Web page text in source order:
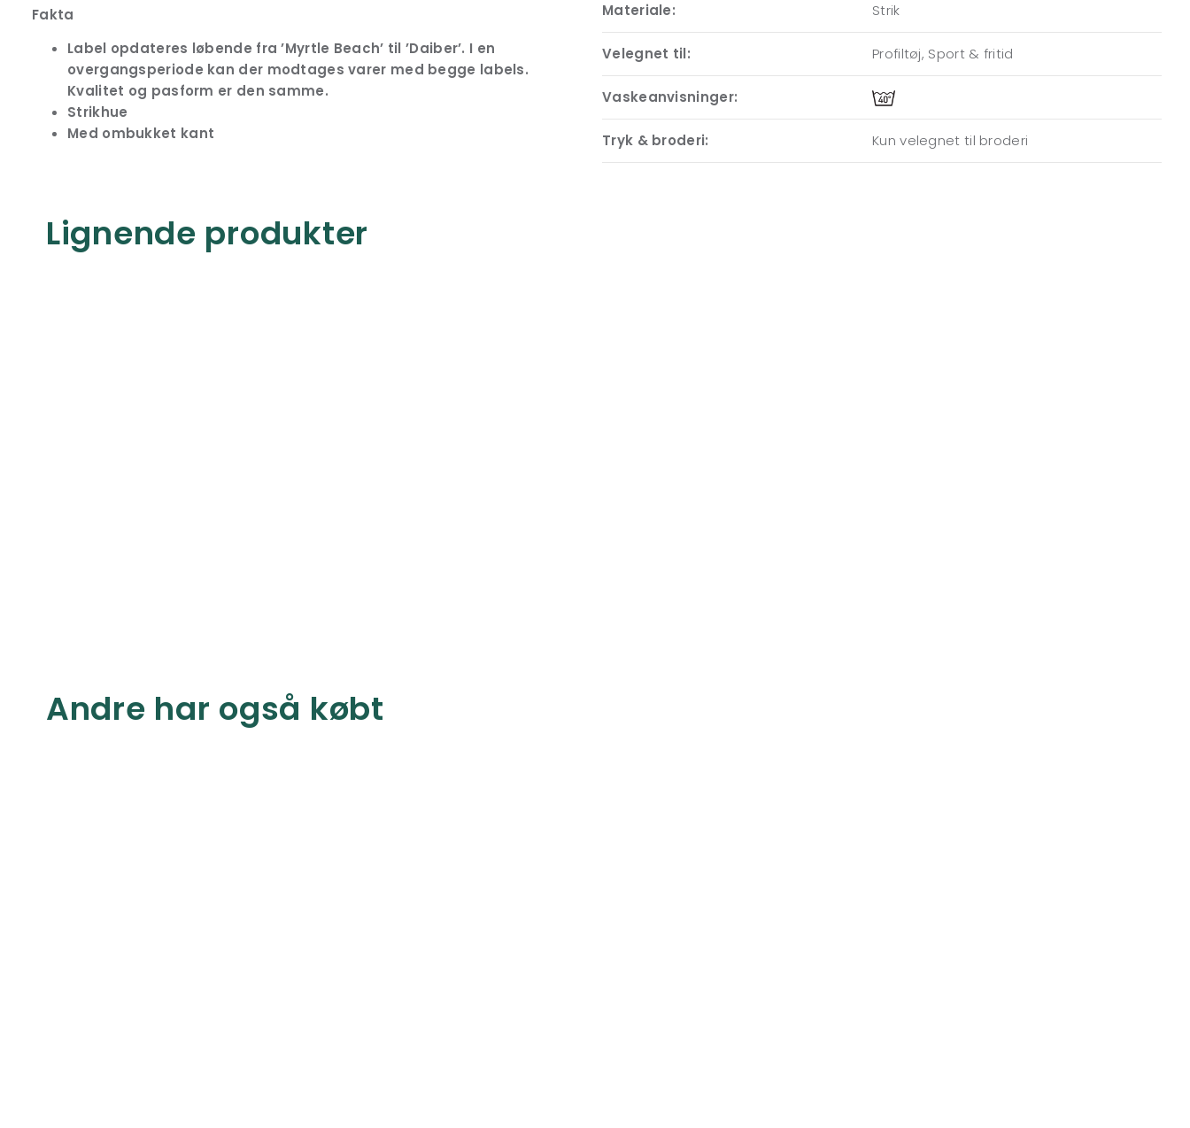
Fakta
Label opdateres løbende fra ’Myrtle Beach’ til ’Daiber’. I en
overgangsperiode kan der modtages varer med begge labels.
Kvalitet og pasform er den samme.
Strikhue
Med ombukket kant
Materiale: Strik
Velegnet til: Profiltøj, Sport & fritid
Vaskeanvisninger:
Tryk & broderi: Kun velegnet til broderi
Lignende produkter
Andre har også købt